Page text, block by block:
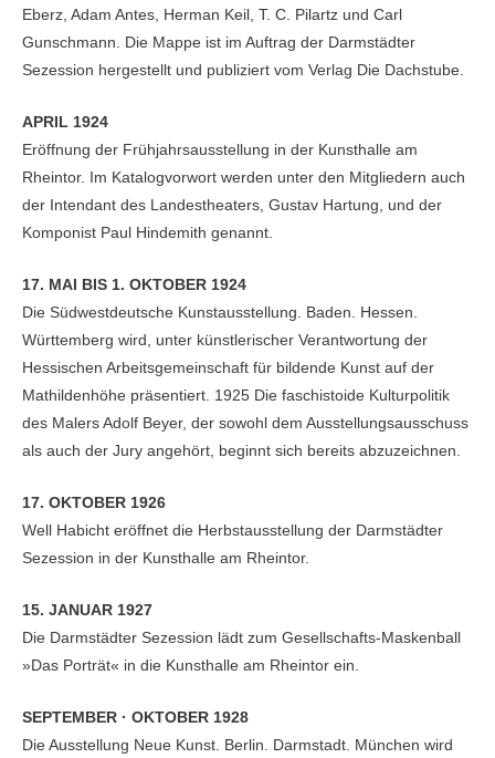
Eberz, Adam Antes, Herman Keil, T. C. Pilartz und Carl
Gunschmann. Die Mappe ist im Auftrag der Darmstädter
Sezession hergestellt und publiziert vom Verlag Die Dachstube.
APRIL 1924
Eröffnung der Frühjahrsausstellung in der Kunsthalle am
Rheintor. Im Katalogvorwort werden unter den Mitgliedern auch
der Intendant des Landestheaters, Gustav Hartung, und der
Komponist Paul Hindemith genannt.
17. MAI BIS 1. OKTOBER 1924
Die Südwestdeutsche Kunstausstellung. Baden. Hessen.
Württemberg wird, unter künstlerischer Verantwortung der
Hessischen Arbeitsgemeinschaft für bildende Kunst auf der
Mathildenhöhe präsentiert. 1925 Die faschistoide Kulturpolitik
des Malers Adolf Beyer, der sowohl dem Ausstellungsausschuss
als auch der Jury angehört, beginnt sich bereits abzuzeichnen.
17. OKTOBER 1926
Well Habicht eröffnet die Herbstausstellung der Darmstädter
Sezession in der Kunsthalle am Rheintor.
15. JANUAR 1927
Die Darmstädter Sezession lädt zum Gesellschafts-Maskenball
»Das Porträt« in die Kunsthalle am Rheintor ein.
SEPTEMBER · OKTOBER 1928
Die Ausstellung Neue Kunst. Berlin. Darmstadt. München wird